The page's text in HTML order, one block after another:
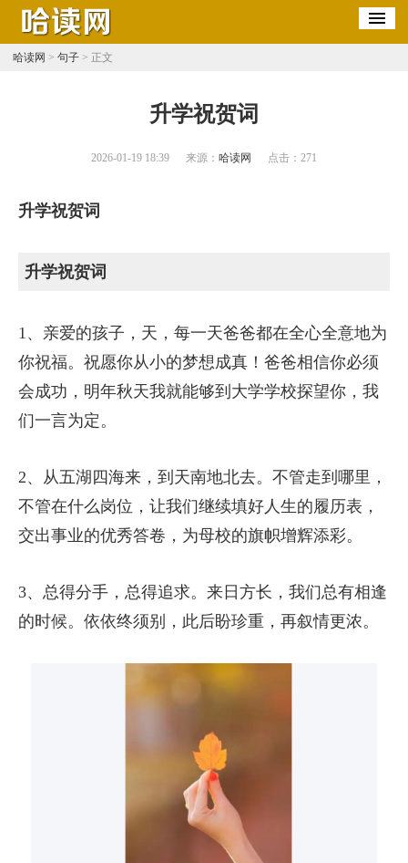
哈读网 > 句子> 正文
​升学祝贺词
2026-01-19 18:39 来源： 哈读网 点击： 271
升学祝贺词
升学祝贺词
1、亲爱的孩子，天，每一天爸爸都在全心全意地为
你祝福。祝愿你从小的梦想成真！爸爸相信你必须
会成功，明年秋天我就能够到大学学校探望你，我
们一言为定。
2、从五湖四海来，到天南地北去。不管走到哪里，
不管在什么岗位，让我们继续填好人生的履历表，
交出事业的优秀答卷，为母校的旗帜增辉添彩。
3、总得分手，总得追求。来日方长，我们总有相逢
的时候。依依终须别，此后盼珍重，再叙情更浓。